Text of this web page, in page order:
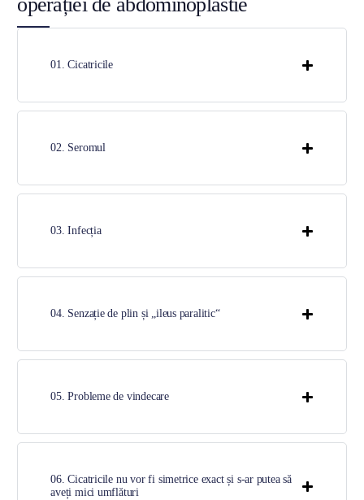
01. Cicatricile
02. Seromul
03. Infecția
04. Senzație de plin și „ileus paralitic“
05. Probleme de vindecare
06. Cicatricile nu vor fi simetrice exact și s-ar putea să
aveți mici umflături